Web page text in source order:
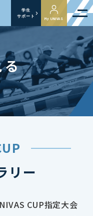
学生
サポート
My UNIVAS
る
リー
CUP指定大会